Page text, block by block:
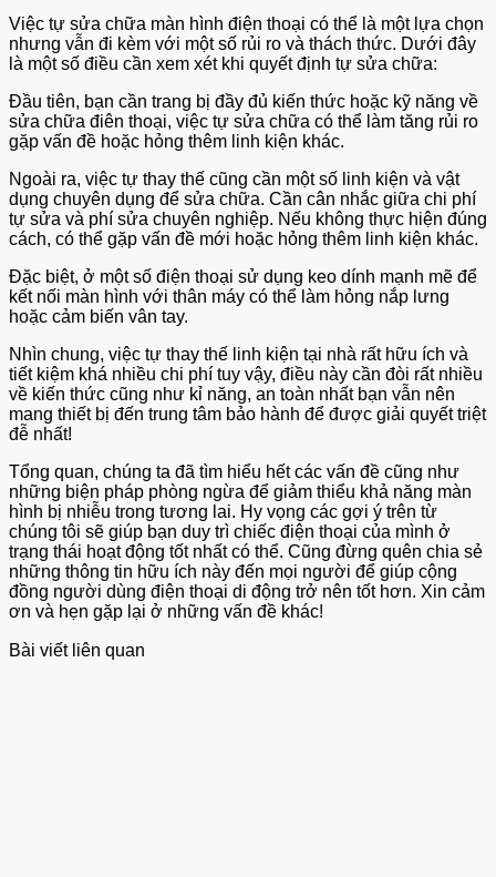
Việc tự sửa chữa màn hình điện thoại có thể là một lựa chọn
nhưng vẫn đi kèm với một số rủi ro và thách thức. Dưới đây
là một số điều cần xem xét khi quyết định tự sửa chữa:
Đầu tiên, bạn cần trang bị đầy đủ kiến thức hoặc kỹ năng về
sửa chữa điên thoại, việc tự sửa chữa có thể làm tăng rủi ro
gặp vấn đề hoặc hỏng thêm linh kiện khác.
Ngoài ra, việc tự thay thế cũng cần một số linh kiện và vật
dụng chuyên dụng để sửa chữa. Cần cân nhắc giữa chi phí
tự sửa và phí sửa chuyên nghiệp. Nếu không thực hiện đúng
cách, có thể gặp vấn đề mới hoặc hỏng thêm linh kiện khác.
Đặc biệt, ở một số điện thoại sử dụng keo dính mạnh mẽ để
kết nối màn hình với thân máy có thể làm hỏng nắp lưng
hoặc cảm biến vân tay.
Nhìn chung, việc tự thay thế linh kiện tại nhà rất hữu ích và
tiết kiệm khá nhiều chi phí tuy vậy, điều này cần đòi rất nhiều
về kiến thức cũng như kỉ năng, an toàn nhất bạn vẫn nên
mang thiết bị đến trung tâm bảo hành để được giải quyết triệt
đễ nhất!
Tổng quan, chúng ta đã tìm hiểu hết các vấn đề cũng như
những biện pháp phòng ngừa để giảm thiểu khả năng màn
hình bị nhiễu trong tương lai. Hy vọng các gợi ý trên từ
chúng tôi sẽ giúp bạn duy trì chiếc điện thoại của mình ở
trạng thái hoạt động tốt nhất có thể. Cũng đừng quên chia sẻ
những thông tin hữu ích này đến mọi người để giúp cộng
đồng người dùng điện thoại di động trở nên tốt hơn. Xin cảm
ơn và hẹn gặp lại ở những vấn đề khác!
Bài viết liên quan